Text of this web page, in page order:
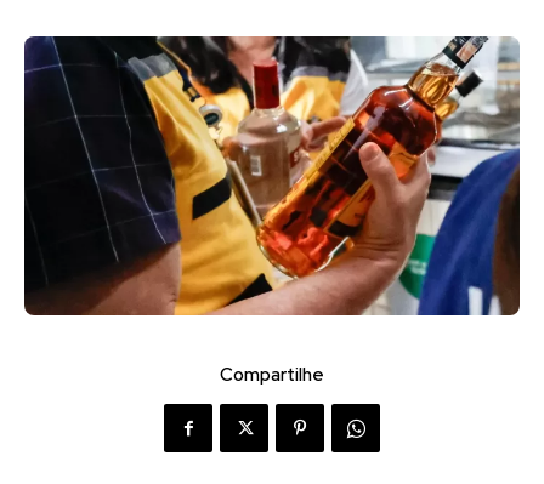
Compartilhe